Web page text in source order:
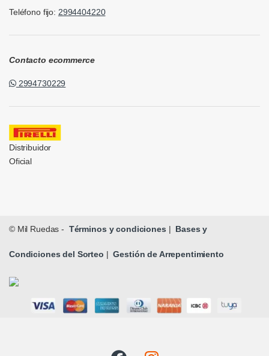
Teléfono fijo: 2994404220
Contacto ecommerce
2994730229
Distribuidor
Oficial
© Mil Ruedas - Términos y condiciones | Bases y
Condiciones del Sorteo | Gestión de Arrepentimiento